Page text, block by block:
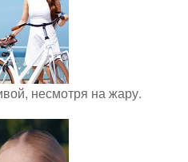
несмотря на жару.